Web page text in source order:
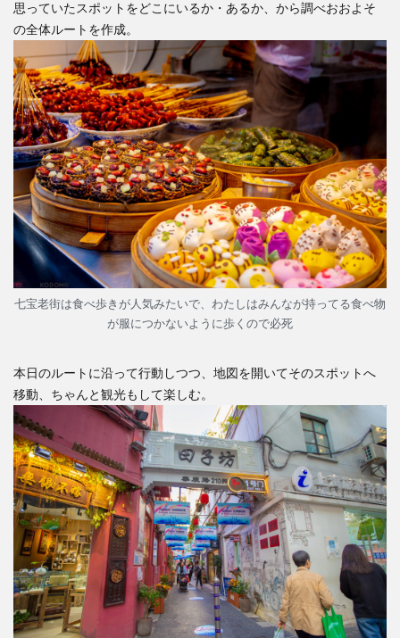
思っていたスポットをどこにいるか・あるか、から調べおおよそ
の全体ルートを作成。
七宝老街は食べ歩きが人気みたいで、わたしはみんなが持ってる食べ物
が服につかないように歩くので必死
本日のルートに沿って行動しつつ、地図を開いてそのスポットへ
移動、ちゃんと観光もして楽しむ。